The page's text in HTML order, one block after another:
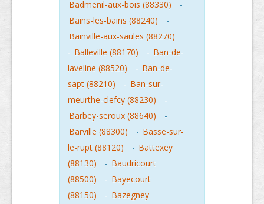
Badmenil-aux-bois (88330)
-
Bains-les-bains (88240)
-
Bainville-aux-saules (88270)
- Balleville (88170) - Ban-de-
laveline (88520)
- Ban-de-
sapt (88210)
- Ban-sur-
meurthe-clefcy (88230)
-
Barbey-seroux (88640)
-
Barville (88300)
- Basse-sur-
le-rupt (88120)
- Battexey
(88130)
- Baudricourt
(88500)
- Bayecourt
(88150)
- Bazegney